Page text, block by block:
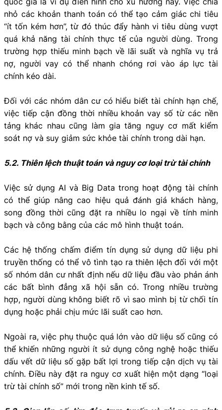
nhỏ các khoản thanh toán có thể tạo cảm giác chi tiêu
“ít tốn kém hơn”, từ đó thúc đẩy hành vi tiêu dùng vượt
quá khả năng tài chính thực tế của người dùng. Trong
trường hợp thiếu minh bạch về lãi suất và nghĩa vụ trả
nợ, người vay có thể nhanh chóng rơi vào áp lực tài
chính kéo dài.
Đối với các nhóm dân cư có hiểu biết tài chính hạn chế,
việc tiếp cận đồng thời nhiều khoản vay số từ các nền
tảng khác nhau cũng làm gia tăng nguy cơ mất kiểm
soát nợ và suy giảm sức khỏe tài chính trong dài hạn.
5.2. Thiên lệch thuật toán và nguy cơ loại trừ tài chính
Việc sử dụng AI và Big Data trong hoạt động tài chính
có thể giúp nâng cao hiệu quả đánh giá khách hàng,
song đồng thời cũng đặt ra nhiều lo ngại về tính minh
bạch và công bằng của các mô hình thuật toán.
Các hệ thống chấm điểm tín dụng sử dụng dữ liệu phi
truyền thống có thể vô tình tạo ra thiên lệch đối với một
số nhóm dân cư nhất định nếu dữ liệu đầu vào phản ánh
các bất bình đẳng xã hội sẵn có. Trong nhiều trường
hợp, người dùng không biết rõ vì sao mình bị từ chối tín
dụng hoặc phải chịu mức lãi suất cao hơn.
Ngoài ra, việc phụ thuộc quá lớn vào dữ liệu số cũng có
thể khiến những người ít sử dụng công nghệ hoặc thiếu
dấu vết dữ liệu số gặp bất lợi trong tiếp cận dịch vụ tài
chính. Điều này đặt ra nguy cơ xuất hiện một dạng “loại
trừ tài chính số” mới trong nền kinh tế số.